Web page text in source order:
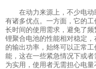
在动力来源上，不少电动
有诸多优点。一方面，它的
长时间的使用需求，避免了
锂聚合电池的性能相对稳定
的输出功率，始终可以正常
能，这在一些紧急情况下或
为实用，使用者无需担心电量